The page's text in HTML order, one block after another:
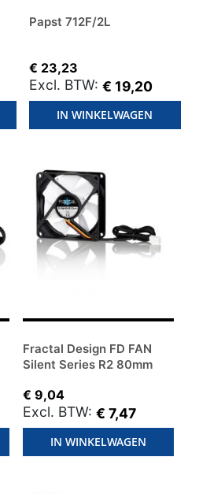
Papst 712F/2L
€ 23,23
€ 19,20
IN WINKELWAGEN
Fractal Design FD FAN
Silent Series R2 80mm
€ 9,04
€ 7,47
IN WINKELWAGEN